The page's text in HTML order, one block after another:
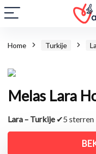
Home Turkije
Melas Lara
Lara – Turkije✔5 sterren